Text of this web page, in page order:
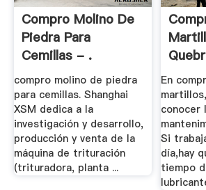
Compro Molino De
Piedra Para
Cemillas - .
compro molino de piedra
para cemillas. Shanghai
XSM dedica a la
investigación y desarrollo,
producción y venta de la
máquina de trituración
(trituradora, planta ...
En
conocer
Si
día,hay
tiempo